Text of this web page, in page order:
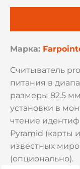
Марка:
Считыватель
питания в
размеры 82.5
установки в
чтение
Pyramid (карты
известных
(опционально).